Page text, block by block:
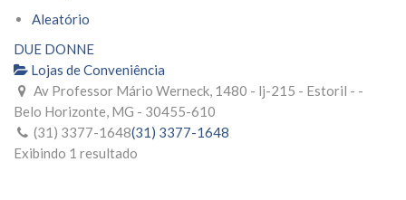
Aleatório
DUE DONNE
Lojas de Conveniência
Av Professor Mário Werneck, 1480 - lj-215 - Estoril - -
Belo Horizonte, MG - 30455-610
(31) 3377-1648(31) 3377-1648
Exibindo 1 resultado